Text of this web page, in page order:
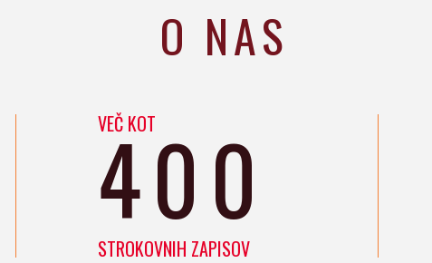
O NAS
VEČ KOT
400
STROKOVNIH ZAPISOV